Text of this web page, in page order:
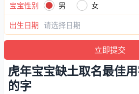
宝宝性别
男
女
出生日期
虎年宝宝缺土取名最佳
的字